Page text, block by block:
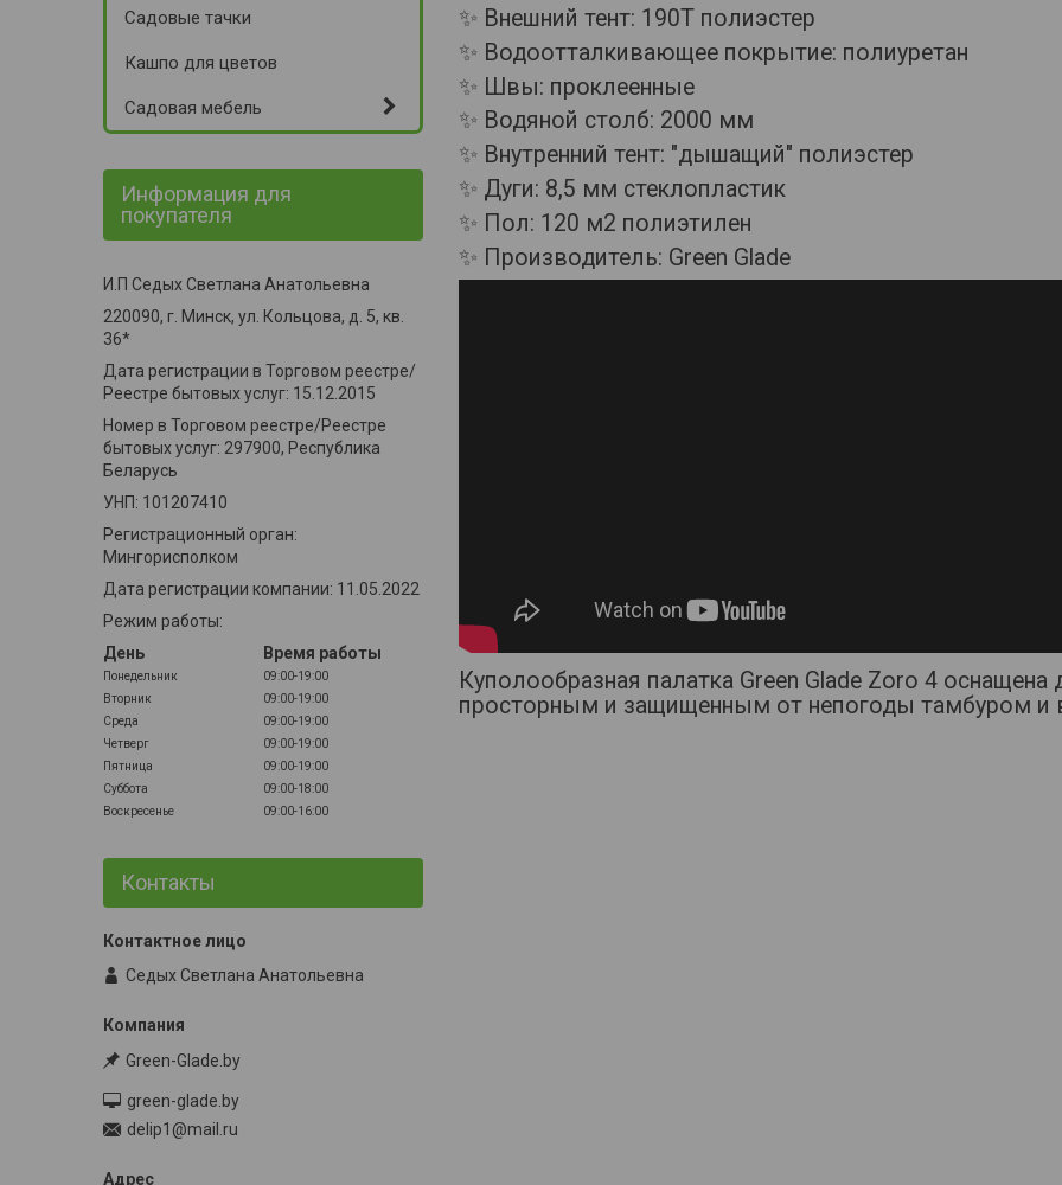
✨ Внешний тент: 190T полиэстер
✨ Водоотталкивающее покрытие: полиуретан
✨ Швы: проклеенные
✨ Водяной столб: 2000 мм
✨ Внутренний тент: "дышащий" полиэстер
✨ Дуги: 8,5 мм стеклопластик
✨ Пол: 120 м2 полиэтилен
✨ Производитель: Green Glade
Куполообразная палатка Green Glade Zoro 4
просторным и защищенным от непогоды тамбуром и
Садовые тачки
Кашпо для цветов
Садовая мебель
Информация для
покупателя
И.П Седых Светлана Анатольевна
220090, г. Минск, ул. Кольцова, д. 5, кв.
36*
Дата регистрации в Торговом реестре/
Реестре бытовых услуг: 15.12.2015
Номер в Торговом реестре/Реестре
бытовых услуг: 297900, Республика
Беларусь
УНП: 101207410
Регистрационный орган:
Мингорисполком
Дата регистрации компании: 11.05.2022
Режим работы:
День
Время работы
Понедельник
09:00-19:00
Вторник
09:00-19:00
Среда
09:00-19:00
Четверг
09:00-19:00
Пятница
09:00-19:00
Суббота
09:00-18:00
Воскресенье
09:00-16:00
Контакты
Седых Светлана Анатольевна
Green-Glade.by
green-glade.by
delip1@mail.ru